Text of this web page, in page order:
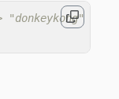
"donkeykong"